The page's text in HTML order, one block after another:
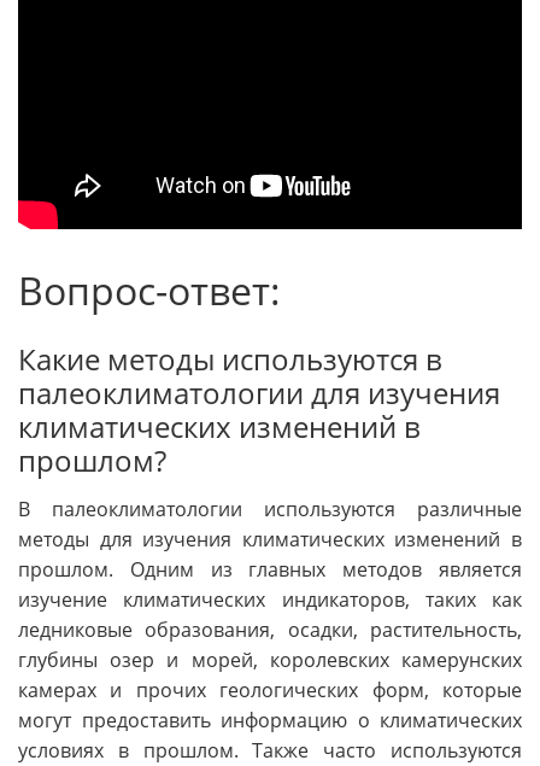
Вопрос-ответ:
Какие методы используются в
палеоклиматологии для изучения
климатических изменений в
прошлом?
В палеоклиматологии используются различные
методы для изучения климатических изменений в
прошлом. Одним из главных методов является
изучение климатических индикаторов, таких как
ледниковые образования, осадки, растительность,
глубины озер и морей, королевских камерунских
камерах и прочих геологических форм, которые
могут предоставить информацию о климатических
условиях в прошлом. Также часто используются